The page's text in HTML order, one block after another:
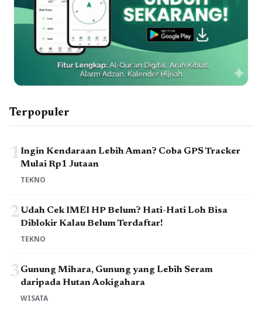
Terpopuler
1Ingin Kendaraan Lebih Aman? Coba GPS Tracker
Mulai Rp1 Jutaan
TEKNO
2Udah Cek IMEI HP Belum? Hati-Hati Loh Bisa
Diblokir Kalau Belum Terdaftar!
TEKNO
3Gunung Mihara, Gunung yang Lebih Seram
daripada Hutan Aokigahara
WISATA